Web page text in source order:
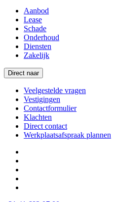
Aanbod
Lease
Schade
Onderhoud
Diensten
Zakelijk
Direct naar
Veelgestelde vragen
Vestigingen
Contactformulier
Klachten
Direct contact
Werkplaatsafspraak plannen